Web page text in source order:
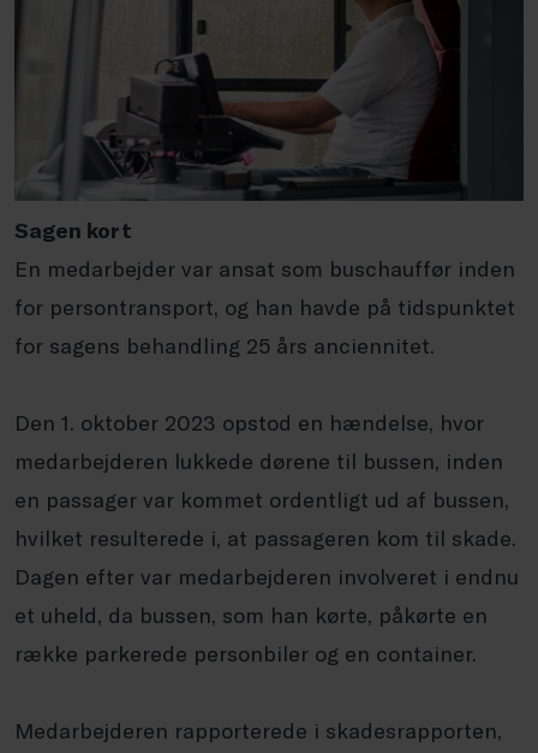
Sagen kort
En medarbejder var ansat som buschauffør inden
for persontransport, og han havde på tidspunktet
for sagens behandling 25 års anciennitet.
Den 1. oktober 2023 opstod en hændelse, hvor
medarbejderen lukkede dørene til bussen, inden
en passager var kommet ordentligt ud af bussen,
hvilket resulterede i, at passageren kom til skade.
Dagen efter var medarbejderen involveret i endnu
et uheld, da bussen, som han kørte, påkørte en
række parkerede personbiler og en container.
Medarbejderen rapporterede i skadesrapporten,